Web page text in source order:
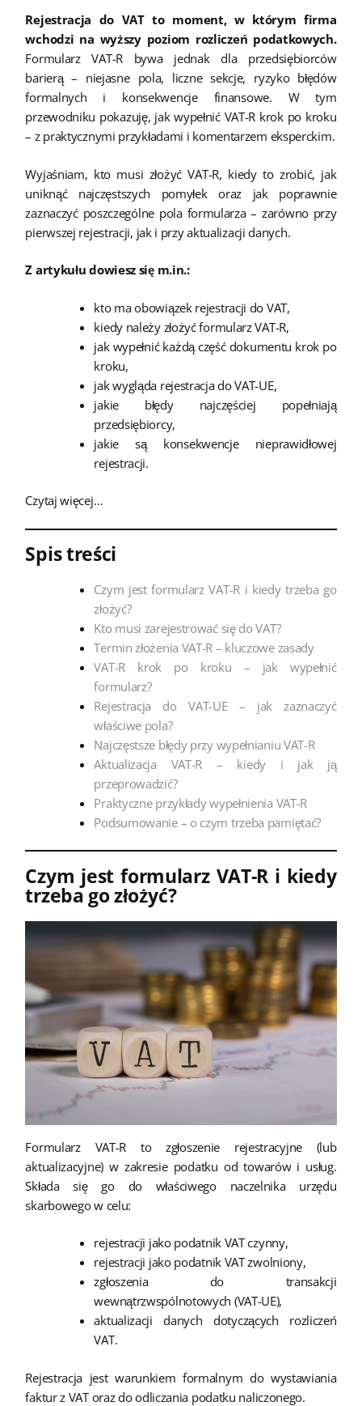
Rejestracja do VAT to moment, w którym firma
wchodzi na wyższy poziom rozliczeń podatkowych.
Formularz VAT-R bywa jednak dla przedsiębiorców
barierą – niejasne pola, liczne sekcje, ryzyko błędów
formalnych i konsekwencje finansowe. W tym
przewodniku pokazuję, jak wypełnić VAT-R krok po kroku
– z praktycznymi przykładami i komentarzem eksperckim.
Wyjaśniam, kto musi złożyć VAT-R, kiedy to zrobić, jak
uniknąć najczęstszych pomyłek oraz jak poprawnie
zaznaczyć poszczególne pola formularza – zarówno przy
pierwszej rejestracji, jak i przy aktualizacji danych.
Z artykułu dowiesz się m.in.:
kto ma obowiązek rejestracji do VAT,
kiedy należy złożyć formularz VAT-R,
jak wypełnić każdą część dokumentu krok po
kroku,
jak wygląda rejestracja do VAT-UE,
jakie błędy najczęściej popełniają
przedsiębiorcy,
jakie są konsekwencje nieprawidłowej
rejestracji.
Czytaj więcej…
Spis treści
Czym jest formularz VAT-R i kiedy trzeba go
złożyć?
Kto musi zarejestrować się do VAT?
Termin złożenia VAT-R – kluczowe zasady
VAT-R krok po kroku – jak wypełnić
formularz?
Rejestracja do VAT-UE – jak zaznaczyć
właściwe pola?
Najczęstsze błędy przy wypełnianiu VAT-R
Aktualizacja VAT-R – kiedy i jak ją
przeprowadzić?
Praktyczne przykłady wypełnienia VAT-R
Podsumowanie – o czym trzeba pamiętać?
Czym jest formularz VAT-R i kiedy
trzeba go złożyć?
Formularz VAT-R to zgłoszenie rejestracyjne (lub
aktualizacyjne) w zakresie podatku od towarów i usług.
Składa się go do właściwego naczelnika urzędu
skarbowego w celu:
rejestracji jako podatnik VAT czynny,
rejestracji jako podatnik VAT zwolniony,
zgłoszenia do transakcji
wewnątrzwspólnotowych (VAT-UE),
aktualizacji danych dotyczących rozliczeń
VAT.
Rejestracja jest warunkiem formalnym do wystawiania
faktur z VAT oraz do odliczania podatku naliczonego.